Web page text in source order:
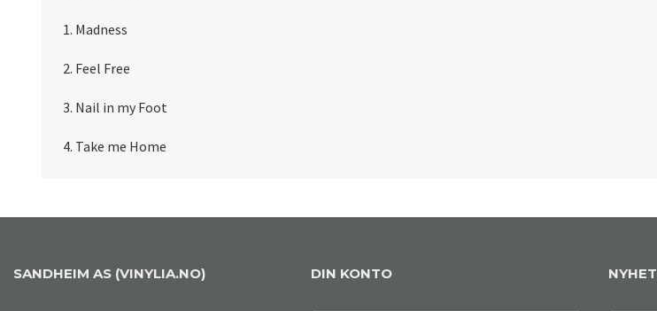
1. Madness
2. Feel Free
3. Nail in my Foot
4. Take me Home
SANDHEIM AS (VINYLIA.NO) DIN KONTO